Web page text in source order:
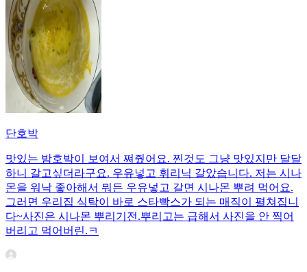
단호박
맛있는 밤호박이 보여서 쪄줬어요. 찐것도 그냥 맛있지만 달달
하니 갈고싶더라구요. 우유넣고 휘리닉 갈았습니다. 저는 시나
몬을 워낙 좋아해서 뭐든 우유넣고 갈면 시나몬 뿌려 먹어요.
그러면 우리집 식탁이 바로 스타빡스가 되는 매직이 펼쳐집니
다~사진은 시나몬 뿌리기전.뿌리고는 급해서 사진을 안 찍어
버리고 먹어버린.ㅋ